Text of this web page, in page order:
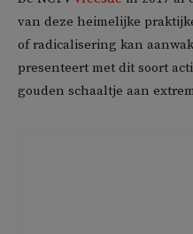
van deze heimelijke
of radicalisering kan
presenteert met dit soort
gouden schaaltje aan